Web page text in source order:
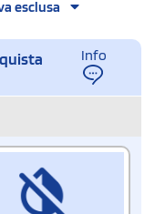
esclusa
Info